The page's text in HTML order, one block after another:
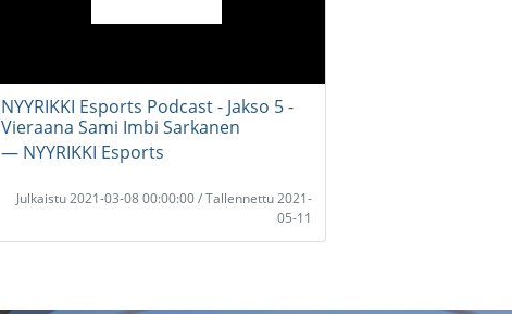
NYYRIKKI Esports Podcast - Jakso 5 -
Vieraana Sami Imbi Sarkanen
― NYYRIKKI Esports
Julkaistu 2021-03-08 00:00:00 / Tallennettu 2021-
05-11